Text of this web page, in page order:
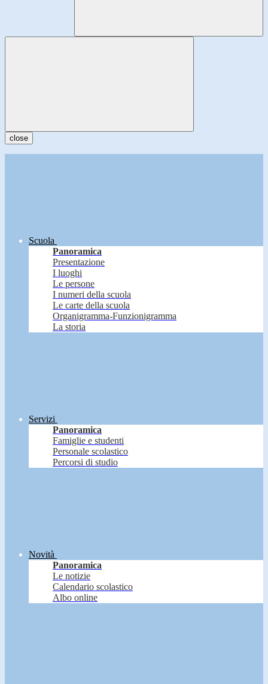
close
Scuola
Panoramica
Presentazione
I luoghi
Le persone
I numeri della scuola
Le carte della scuola
Organigramma-Funzionigramma
La storia
Servizi
Panoramica
Famiglie e studenti
Personale scolastico
Percorsi di studio
Novità
Panoramica
Le notizie
Calendario scolastico
Albo online